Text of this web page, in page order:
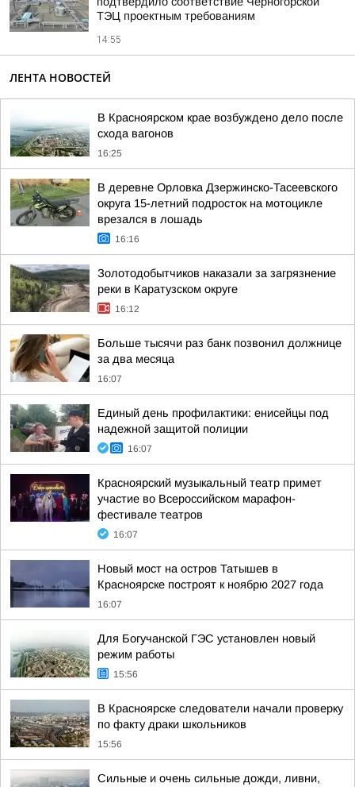
ТЭЦ проектным требованиям
14:55
ЛЕНТА НОВОСТЕЙ
В Красноярском крае возбуждено дело после
схода вагонов
16:25
В деревне Орловка Дзержинско-Тасеевского
округа 15-летний подросток на мотоцикле
врезался в лошадь
16:16
Золотодобытчиков наказали за загрязнение
реки в Каратузском округе
16:12
Больше тысячи раз банк позвонил должнице
за два месяца
16:07
Единый день профилактики: енисейцы под
надежной защитой полиции
16:07
Красноярский музыкальный театр примет
участие во Всероссийском марафон-
фестивале театров
16:07
Новый мост на остров Татышев в
Красноярске построят к ноябрю 2027 года
16:07
Для Богучанской ГЭС установлен новый
режим работы
15:56
В Красноярске следователи начали проверку
по факту драки школьников
15:56
Сильные и очень сильные дожди, ливни,